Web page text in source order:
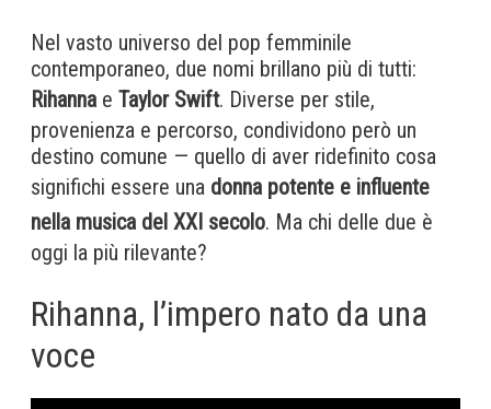
Nel vasto universo del pop femminile
contemporaneo, due nomi brillano più di tutti:
Rihanna e Taylor Swift. Diverse per stile,
provenienza e percorso, condividono però un
destino comune — quello di aver ridefinito cosa
significhi essere una donna potente e influente
nella musica del XXI secolo. Ma chi delle due è
oggi la più rilevante?
Rihanna, l’impero nato da una
voce